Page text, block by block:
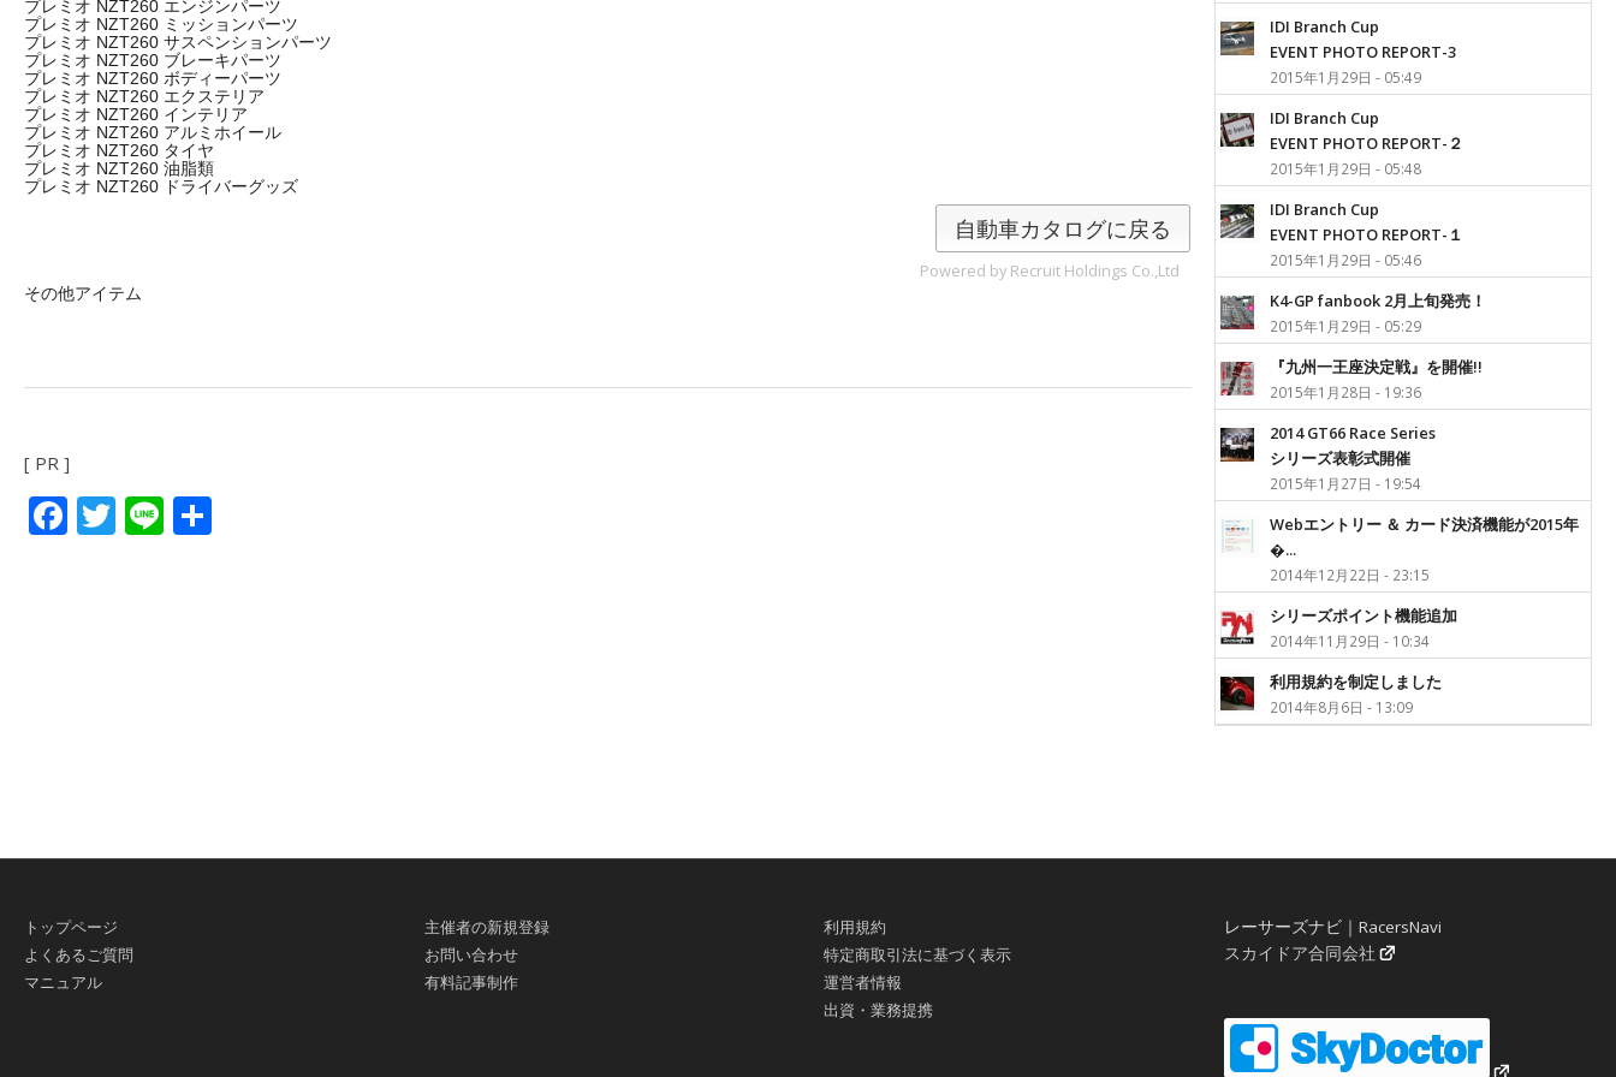
プレミオ NZT260 エンジンパーツ
プレミオ NZT260 ミッションパーツ
プレミオ NZT260 サスペンションパーツ
プレミオ NZT260 ブレーキパーツ
プレミオ NZT260 ボディーパーツ
プレミオ NZT260 エクステリア
プレミオ NZT260 インテリア
プレミオ NZT260 アルミホイール
プレミオ NZT260 タイヤ
プレミオ NZT260 油脂類
プレミオ NZT260 ドライバーグッズ
自動車カタログに戻る
Powered by Recruit Holdings Co.,Ltd
その他アイテム
[ PR ]
Facebook
Twitter
Line
IDI Branch Cup
EVENT PHOTO REPORT-3
2015年1月29日 - 05:49
IDI Branch Cup
EVENT PHOTO REPORT-２
2015年1月29日 - 05:48
IDI Branch Cup
EVENT PHOTO REPORT-１
2015年1月29日 - 05:46
K4-GP fanbook 2月上旬発売！
2015年1月29日 - 05:29
『九州一王座決定戦』を開催!!
2015年1月28日 - 19:36
2014 GT66 Race Series
シリーズ表彰式開催
2015年1月27日 - 19:54
Webエントリー ＆ カード決済機能が2015年
�...
2014年12月22日 - 23:15
シリーズポイント機能追加
2014年11月29日 - 10:34
利用規約を制定しました
2014年8月6日 - 13:09
トップページ
よくあるご質問
マニュアル
主催者の新規登録
お問い合わせ
有料記事制作
利用規約
特定商取引法に基づく表示
運営者情報
出資・業務提携
レーサーズナビ｜RacersNavi
スカイドア合同会社